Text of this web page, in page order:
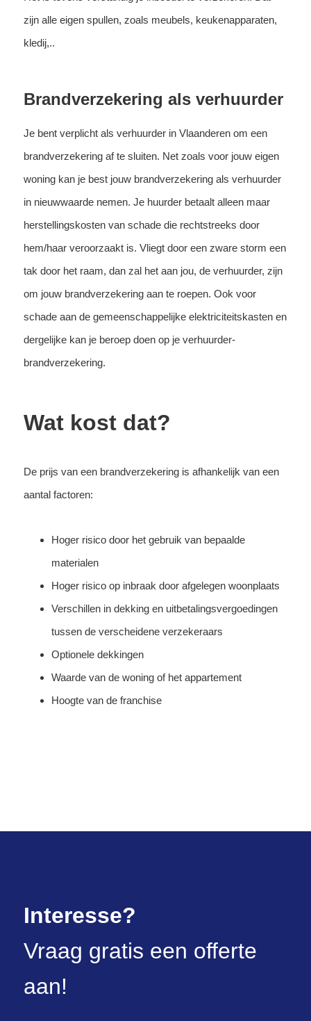
zijn alle eigen spullen, zoals meubels, keukenapparaten,
kledij,..
Brandverzekering als verhuurder
Je bent verplicht als verhuurder in Vlaanderen om een
brandverzekering af te sluiten. Net zoals voor jouw eigen
woning kan je best jouw brandverzekering als verhuurder
in nieuwwaarde nemen. Je huurder betaalt alleen maar
herstellingskosten van schade die rechtstreeks door
hem/haar veroorzaakt is. Vliegt door een zware storm een
tak door het raam, dan zal het aan jou, de verhuurder, zijn
om jouw brandverzekering aan te roepen. Ook voor
schade aan de gemeenschappelijke elektriciteitskasten en
dergelijke kan je beroep doen op je verhuurder-
brandverzekering.
Wat kost dat?
De prijs van een brandverzekering is afhankelijk van een
aantal factoren:
Hoger risico door het gebruik van bepaalde
materialen
Hoger risico op inbraak door afgelegen woonplaats
Verschillen in dekking en uitbetalingsvergoedingen
tussen de verscheidene verzekeraars
Optionele dekkingen
Waarde van de woning of het appartement
Hoogte van de franchise
Interesse?
Vraag gratis een offerte
aan!